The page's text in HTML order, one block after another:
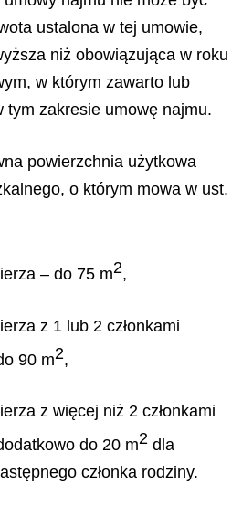
ustalona w tej umowie,
niż obowiązująca w roku
w którym zawarto lub
tym zakresie umowę najmu.
powierzchnia użytkowa
o którym mowa w ust.
– do 75 m2,
z 1 lub 2 członkami
90 m2,
z więcej niż 2 członkami
do 20 m2 dla
członka rodziny.